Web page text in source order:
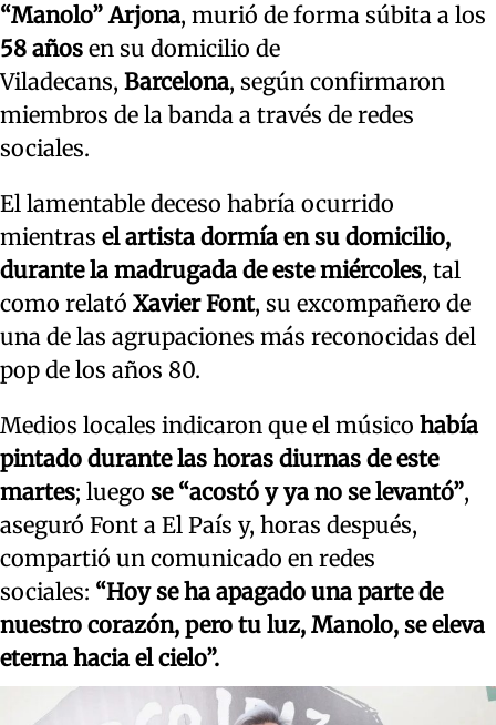
“Manolo” Arjona, murió de forma súbita a los
58 años en su domicilio de
Viladecans, Barcelona, según confirmaron
miembros de la banda a través de redes
sociales.
El lamentable deceso habría ocurrido
mientras el artista dormía en su domicilio,
durante la madrugada de este miércoles, tal
como relató Xavier Font, su excompañero de
una de las agrupaciones más reconocidas del
pop de los años 80.
Medios locales indicaron que el músico había
pintado durante las horas diurnas de este
martes; luego se “acostó y ya no se levantó”,
aseguró Font a El País y, horas después,
compartió un comunicado en redes
sociales: “Hoy se ha apagado una parte de
nuestro corazón, pero tu luz, Manolo, se eleva
eterna hacia el cielo”.